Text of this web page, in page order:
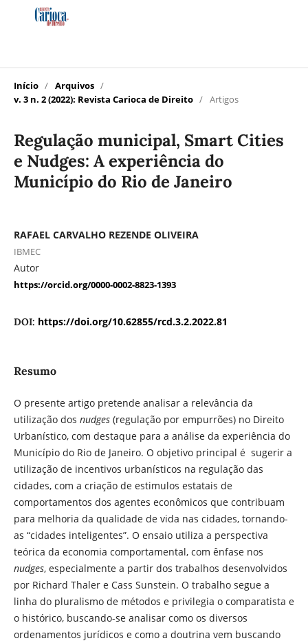
Início / Arquivos /
v. 3 n. 2 (2022): Revista Carioca de Direito / Artigos
Regulação municipal, Smart Cities
e Nudges: A experiência do
Município do Rio de Janeiro
RAFAEL CARVALHO REZENDE OLIVEIRA
IBMEC
Autor
https://orcid.org/0000-0002-8823-1393
DOI: https://doi.org/10.62855/rcd.3.2.2022.81
Resumo
O presente artigo pretende analisar a relevância da
utilização dos nudges(regulação por empurrões) no Direito
Urbanístico, com destaque para a análise da experiência do
Município do Rio de Janeiro. O objetivo principal é sugerir a
utilização de incentivos urbanísticos na regulação das
cidades, com a criação de estimulos estatais de
comportamentos dos agentes econômicos que contribuam
para melhoria da qualidade de vida nas cidades, tornando-
as “cidades inteligentes”. O ensaio utiliza a perspectiva
teórica da economia comportamental, com ênfase nos
nudges, especialmente a partir dos trabalhos desenvolvidos
por Richard Thaler e Cass Sunstein. O trabalho segue a
linha do pluralismo de métodos e privilegia o comparatista e
o histórico, buscando-se analisar como os diversos
ordenamentos jurídicos e como a doutrina vem buscando